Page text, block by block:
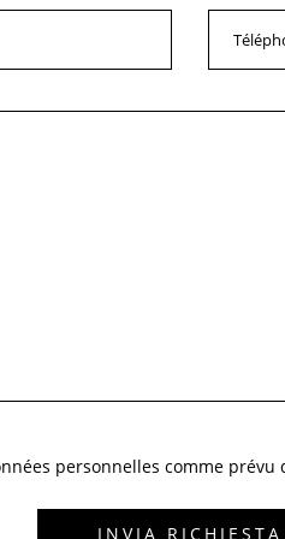
personnelles comme